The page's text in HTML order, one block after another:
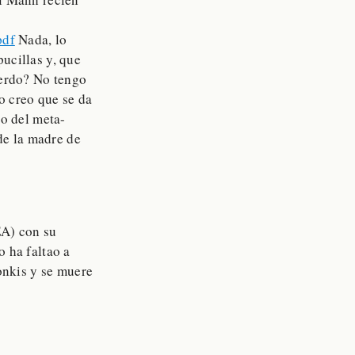
Nada, lo
y, que
No tengo
creo que se da
del meta-
la madre de
con su
ha faltao a
y se muere